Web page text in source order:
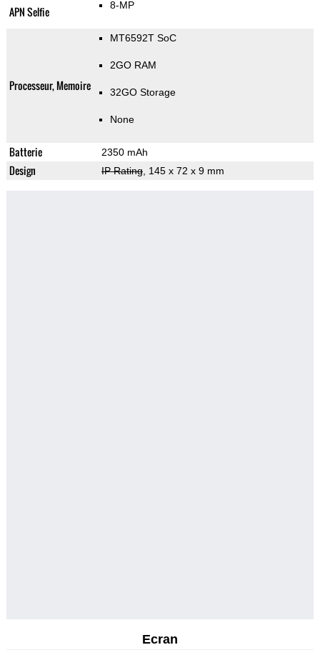
APN Selfie 8-MP
Processeur, Memoire
MT6592T SoC
2GO RAM
32GO Storage
None
Batterie 2350 mAh
Design IP Rating, 145 x 72 x 9 mm
Ecran